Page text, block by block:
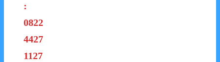
:
0822
4427
1127